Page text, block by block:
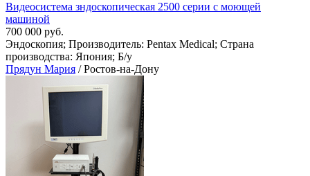
Видеосистема зндоскопическая 2500 серии с моющей
машиной
700 000 руб.
Эндоскопия; Производитель: Pentax Medical; Страна
производства: Япония; Б/у
Прядун Мария / Ростов-на-Дону